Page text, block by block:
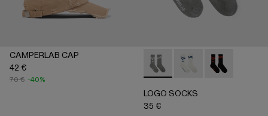
CAMPERLAB CAP
42 €
70 € -40%
LOGO SOCKS - AA00005-
LOGO SOCKS -
LOGO
LOGO SOCKS
35 €